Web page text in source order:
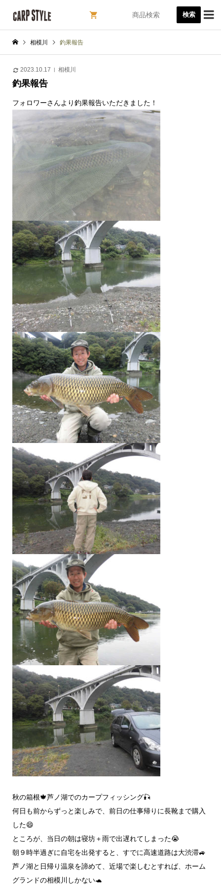
検索 
相模川 釣果報告
2023.10.17 相模川
釣果報告
フォロワーさんより釣果報告いただきました！
秋の箱根🍁芦ノ湖でのカープフィッシング🎣
何日も前からずっと楽しみで、前日の仕事帰りに長靴まで購入
した😄
ところが、当日の朝は寝坊＋雨で出遅れてしまった😭
朝９時半過ぎに自宅を出発すると、すでに高速道路は大渋滞🚙
芦ノ湖と日帰り温泉を諦めて、近場で楽しむとすれば、ホーム
グランドの相模川しかない🐢